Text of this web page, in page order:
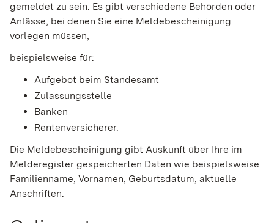
gemeldet zu sein. Es gibt verschiedene Behörden oder
Anlässe, bei denen Sie eine Meldebescheinigung
vorlegen müssen,
beispielsweise für:
Aufgebot beim Standesamt
Zulassungsstelle
Banken
Rentenversicherer.
Die Meldebescheinigung gibt Auskunft über Ihre im
Melderegister gespeicherten Daten wie beispielsweise
Familienname, Vornamen, Geburtsdatum, aktuelle
Anschriften.